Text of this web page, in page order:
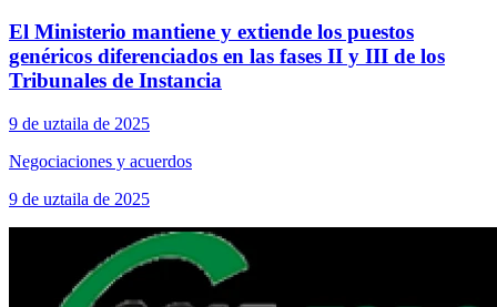
El Ministerio mantiene y extiende los puestos
genéricos diferenciados en las fases II y III de los
Tribunales de Instancia
9 de uztaila de 2025
Negociaciones y acuerdos
9 de uztaila de 2025